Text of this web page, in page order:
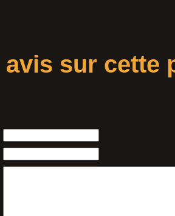
avis sur cette